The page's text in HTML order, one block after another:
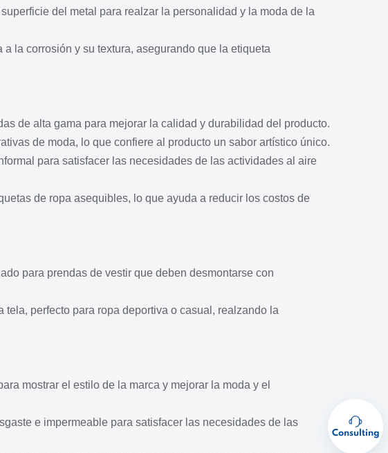
del metal para realzar la personalidad y la moda de la
la corrosión y su textura, asegurando que la etiqueta
de alta gama para mejorar la calidad y durabilidad del producto.
de moda, lo que confiere al producto un sabor artístico único.
para satisfacer las necesidades de las actividades al aire
de ropa asequibles, lo que ayuda a reducir los costos de
para prendas de vestir que deben desmontarse con
perfecto para ropa deportiva o casual, realzando la
mostrar el estilo de la marca y mejorar la moda y el
e impermeable para satisfacer las necesidades de las
Consulting